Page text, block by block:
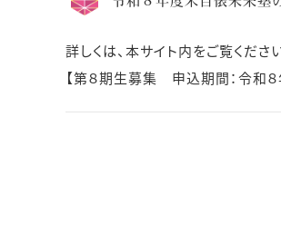
詳しくは、本サイト内をご覧ください
【第８期生募集　申込期間：令和８